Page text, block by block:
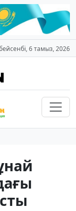
6 тамыз, 2026